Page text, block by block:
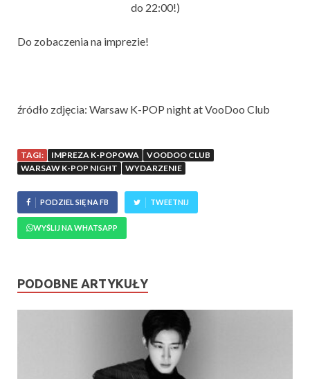
do 22:00!)
Do zobaczenia na imprezie!
źródło zdjęcia: Warsaw K-POP night at VooDoo Club
TAGI: IMPREZA K-POPOWA
VOODOO CLUB
WARSAW K-POP NIGHT
WYDARZENIE
PODZIEL SIĘ NA FB TWEETNIJ
WYŚLIJ NA WHATSAPP
PODOBNE ARTYKUŁY